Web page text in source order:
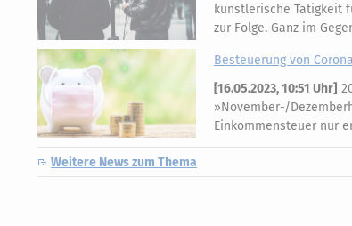
künstlerische Tätigkeit
zur Folge. Ganz im
Besteuerung von
[16.05.2023, 10:51 Uhr]
»November-/
Einkommensteuer nur
Weitere News zum Thema